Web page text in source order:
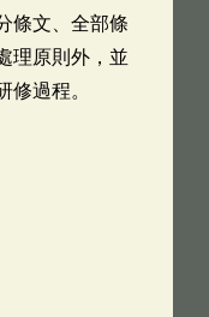
條文、全部條
理原則外，並
修過程。